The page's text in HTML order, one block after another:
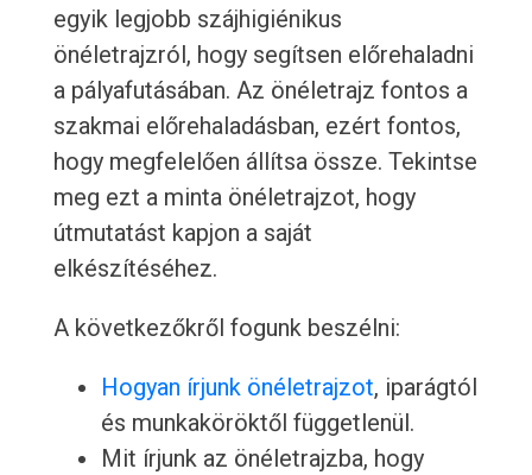
egyik legjobb szájhigiénikus
önéletrajzról, hogy segítsen előrehaladni
a pályafutásában. Az önéletrajz fontos a
szakmai előrehaladásban, ezért fontos,
hogy megfelelően állítsa össze. Tekintse
meg ezt a minta önéletrajzot, hogy
útmutatást kapjon a saját
elkészítéséhez.
A következőkről fogunk beszélni:
Hogyan írjunk önéletrajzot, iparágtól
és munkaköröktől függetlenül.
Mit írjunk az önéletrajzba, hogy